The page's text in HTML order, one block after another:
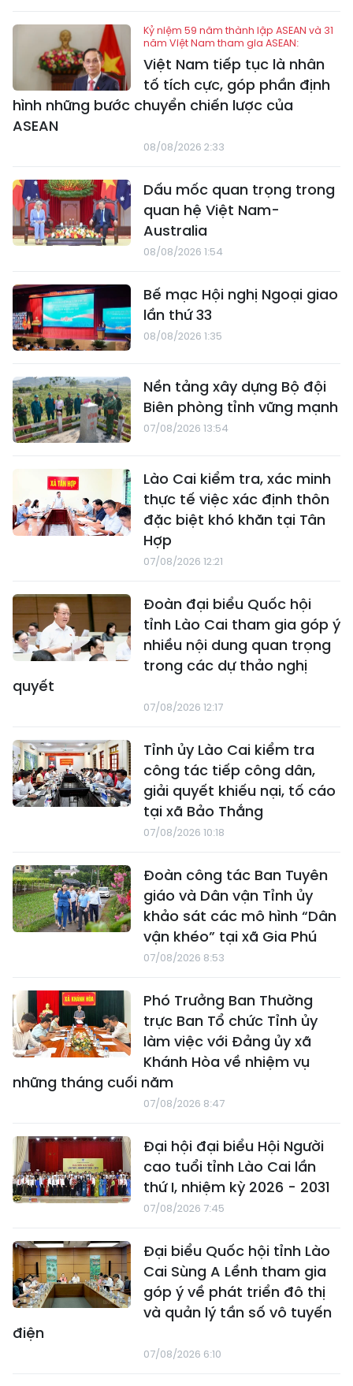
Kỷ niệm 59 năm thành lập ASEAN và 31
năm Việt Nam tham gia ASEAN:
Việt Nam tiếp tục là nhân
tố tích cực, góp phần định
hình những bước chuyển chiến lược của
ASEAN
08/08/2026 2:33
Dấu mốc quan trọng trong
quan hệ Việt Nam-
Australia
08/08/2026 1:54
Bế mạc Hội nghị Ngoại giao
lần thứ 33
08/08/2026 1:35
Nền tảng xây dựng Bộ đội
Biên phòng tỉnh vững mạnh
07/08/2026 13:54
Lào Cai kiểm tra, xác minh
thực tế việc xác định thôn
đặc biệt khó khăn tại Tân
Hợp
07/08/2026 12:21
Đoàn đại biểu Quốc hội
tỉnh Lào Cai tham gia góp ý
nhiều nội dung quan trọng
trong các dự thảo nghị
quyết
07/08/2026 12:17
Tỉnh ủy Lào Cai kiểm tra
công tác tiếp công dân,
giải quyết khiếu nại, tố cáo
tại xã Bảo Thắng
07/08/2026 10:18
Đoàn công tác Ban Tuyên
giáo và Dân vận Tỉnh ủy
khảo sát các mô hình “Dân
vận khéo” tại xã Gia Phú
07/08/2026 8:53
Phó Trưởng Ban Thường
trực Ban Tổ chức Tỉnh ủy
làm việc với Đảng ủy xã
Khánh Hòa về nhiệm vụ
những tháng cuối năm
07/08/2026 8:47
Đại hội đại biểu Hội Người
cao tuổi tỉnh Lào Cai lần
thứ I, nhiệm kỳ 2026 - 2031
07/08/2026 7:45
Đại biểu Quốc hội tỉnh Lào
Cai Sùng A Lềnh tham gia
góp ý về phát triển đô thị
và quản lý tần số vô tuyến
điện
07/08/2026 6:10